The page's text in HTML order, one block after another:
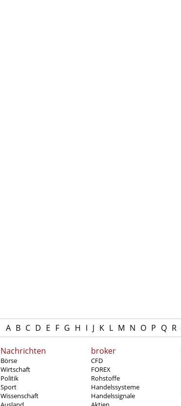
A B C D E F G H I J K L M N O P Q R
Nachrichten
Börse
Wirtschaft
Politik
Sport
Wissenschaft
broker
CFD
FOREX
Rohstoffe
Handelssysteme
Handelssignale